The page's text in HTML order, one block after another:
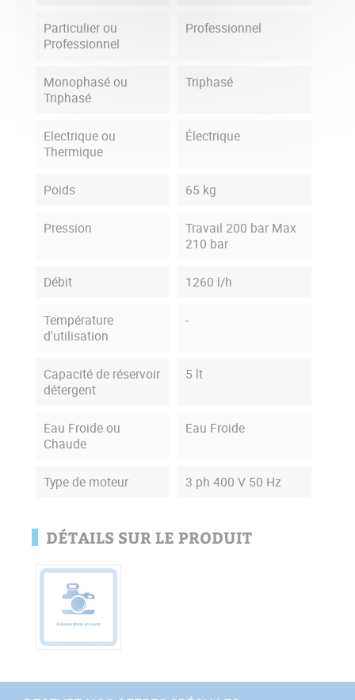
Particulier ou
Professionnel
Professionnel
Monophasé ou
Triphasé
Triphasé
Electrique ou
Thermique
Électrique
Poids 65 kg
Pression
Travail 200 bar Max
210 bar
Débit 1260 l/h
Température
d'utilisation
-
Capacité de réservoir
détergent
5 lt
Eau Froide ou
Chaude
Eau Froide
Type de moteur 3 ph 400 V 50 Hz
DÉTAILS SUR LE PRODUIT